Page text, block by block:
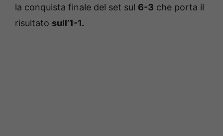
la conquista finale del set sul 6-3 che porta il
risultato sull’1-1.